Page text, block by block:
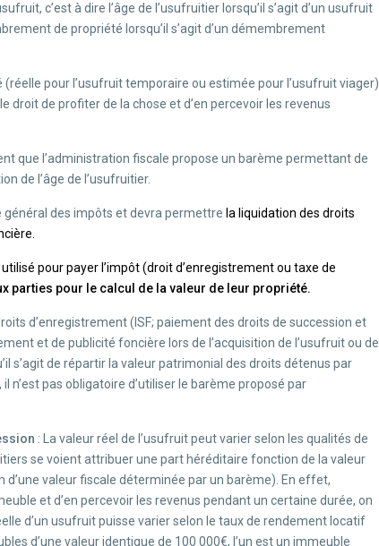
c’est à dire l’âge de l’usufruitier lorsqu’il s’agit d’un usufruit
de propriété lorsqu’il s’agit d’un démembrement
pour l’usufruit temporaire ou estimée pour l’usufruit viager)
droit de profiter de la chose et d’en percevoir les revenus
que l’administration fiscale propose un barème permettant de
de l’âge de l’usufruitier.
général des impôts et devra permettre la liquidation des droits
pour payer l’impôt (droit d’enregistrement ou taxe de
parties pour le calcul de la valeur de leur propriété.
d’enregistrement (ISF; paiement des droits de succession et
et de publicité foncière lors de l’acquisition de l’usufruit ou de
s’agit de répartir la valeur patrimonial des droits détenus par
n’est pas obligatoire d’utiliser le barème proposé par
: La valeur réel de l’usufruit peut varier selon les qualités de
se voient attribuer une part héréditaire fonction de la valeur
d’une valeur fiscale déterminée par un barème). En effet,
et d’en percevoir les revenus pendant un certaine durée, on
d’un usufruit puisse varier selon le taux de rendement locatif
d’une valeur identique de 100 000€, l’un est un immeuble